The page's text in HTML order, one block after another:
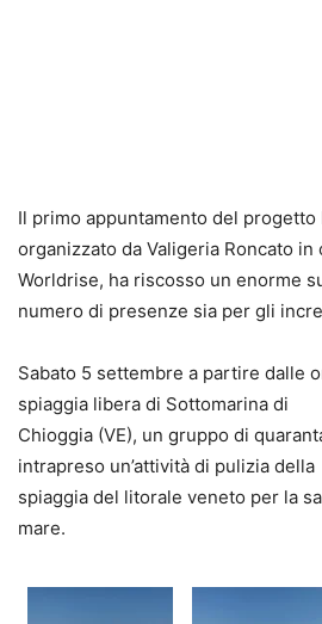
Il primo appuntamento del progetto
organizzato da Valigeria Roncato
Worldrise, ha riscosso un enorme
numero di presenze sia per gli
Sabato 5 settembre a partire dalle
spiaggia libera di Sottomarina di
Chioggia (VE), un gruppo di
intrapreso un’attività di pulizia della
spiaggia del litorale veneto per la
mare.